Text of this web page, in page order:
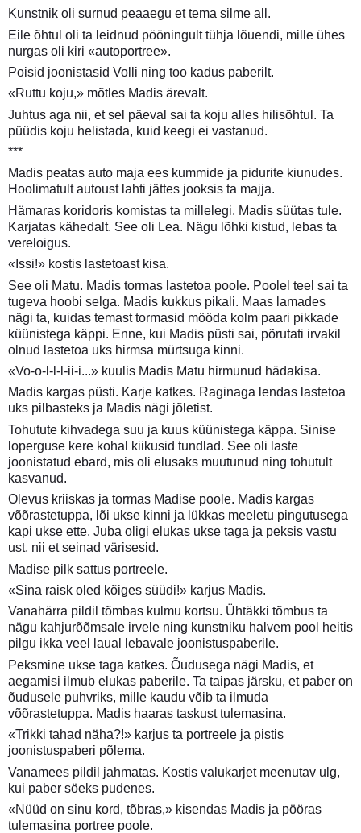
Kunstnik oli surnud peaaegu et tema silme all.
Eile õhtul oli ta leidnud pööningult tühja lõuendi, mille ühes
nurgas oli kiri «autoportree».
Poisid joonistasid Volli ning too kadus paberilt.
«Ruttu koju,» mõtles Madis ärevalt.
Juhtus aga nii, et sel päeval sai ta koju alles hilisõhtul. Ta
püüdis koju helistada, kuid keegi ei vastanud.
***
Madis peatas auto maja ees kummide ja pidurite kiunudes.
Hoolimatult autoust lahti jättes jooksis ta majja.
Hämaras koridoris komistas ta millelegi. Madis süütas tule.
Karjatas kähedalt. See oli Lea. Nägu lõhki kistud, lebas ta
vereloigus.
«Issi!» kostis lastetoast kisa.
See oli Matu. Madis tormas lastetoa poole. Poolel teel sai ta
tugeva hoobi selga. Madis kukkus pikali. Maas lamades
nägi ta, kuidas temast tormasid mööda kolm paari pikkade
küünistega käppi. Enne, kui Madis püsti sai, põrutati irvakil
olnud lastetoa uks hirmsa mürtsuga kinni.
«Vo-o-l-l-l-ii-i...» kuulis Madis Matu hirmunud hädakisa.
Madis kargas püsti. Karje katkes. Raginaga lendas lastetoa
uks pilbasteks ja Madis nägi jõletist.
Tohutute kihvadega suu ja kuus küünistega käppa. Sinise
loperguse kere kohal kiikusid tundlad. See oli laste
joonistatud ebard, mis oli elusaks muutunud ning tohutult
kasvanud.
Olevus kriiskas ja tormas Madise poole. Madis kargas
võõrastetuppa, lõi ukse kinni ja lükkas meeletu pingutusega
kapi ukse ette. Juba oligi elukas ukse taga ja peksis vastu
ust, nii et seinad värisesid.
Madise pilk sattus portreele.
«Sina raisk oled kõiges süüdi!» karjus Madis.
Vanahärra pildil tõmbas kulmu kortsu. Ühtäkki tõmbus ta
nägu kahjurõõmsale irvele ning kunstniku halvem pool heitis
pilgu ikka veel laual lebavale joonistuspaberile.
Peksmine ukse taga katkes. Õudusega nägi Madis, et
aegamisi ilmub elukas paberile. Ta taipas järsku, et paber on
õudusele puhvriks, mille kaudu võib ta ilmuda
võõrastetuppa. Madis haaras taskust tulemasina.
«Trikki tahad näha?!» karjus ta portreele ja pistis
joonistuspaberi põlema.
Vanamees pildil jahmatas. Kostis valukarjet meenutav ulg,
kui paber söeks pudenes.
«Nüüd on sinu kord, tõbras,» kisendas Madis ja pööras
tulemasina portree poole.